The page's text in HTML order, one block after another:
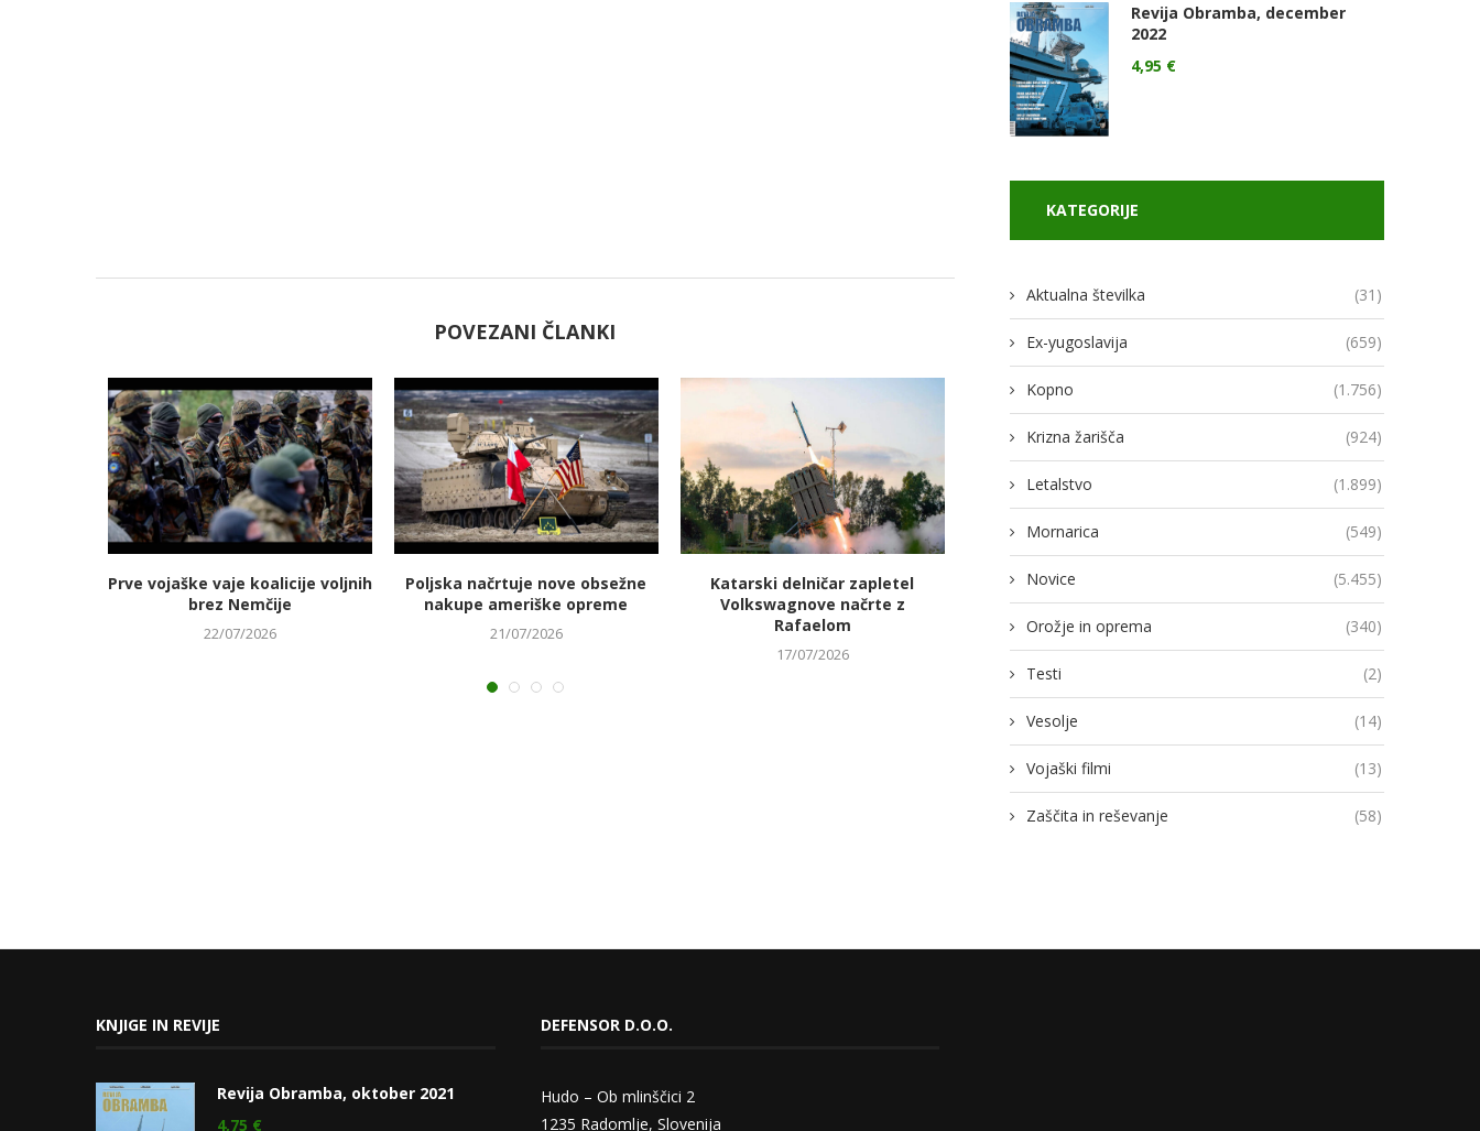
POVEZANI ČLANKI
Prve vojaške vaje koalicije voljnih
brez Nemčije
22/07/2026
Poljska načrtuje nove obsežne
nakupe ameriške opreme
21/07/2026
Katarski delničar zapletel
Volkswagnove načrte z
Rafaelom
17/07/2026
Vodja Ukroboronproma Herman
Smetanin odstopil
14/07/2026
Lovci rafale za Ukrajino
novimi gripni E
13/07/2026
Revija Obramba, december
2022
4,95 €
KATEGORIJE
Aktualna številka (31)
Ex-yugoslavija (659)
Kopno (1.756)
Krizna žarišča (924)
Letalstvo (1.899)
Mornarica (549)
Novice (5.455)
Orožje in oprema (340)
Testi (2)
Vesolje (14)
Vojaški filmi (13)
Zaščita in reševanje (58)
KNJIGE IN REVIJE
Revija Obramba, oktober 2021
4,75 €
DEFENSOR D.O.O.
Hudo – Ob mlinščici 2
1235 Radomlje, Slovenija